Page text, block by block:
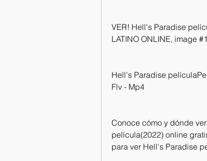
VER! Hell's Paradise
LATINO ONLINE, image #1
Hell's Paradise
Flv - Mp4
Conoce cómo y dónde
película(2022) online
para ver Hell's Paradise